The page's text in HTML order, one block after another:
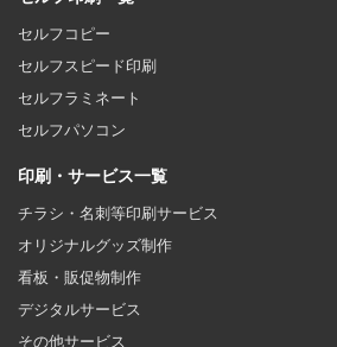
セルフコピー
セルフスピード印刷
セルフラミネート
セルフパソコン
印刷・サービス一覧
チラシ・名刺等印刷サービス
オリジナルグッズ制作
看板・販促物制作
デジタルサービス
その他サービス